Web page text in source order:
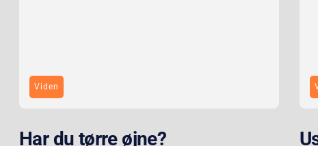
Viden
Har du tørre øjne?